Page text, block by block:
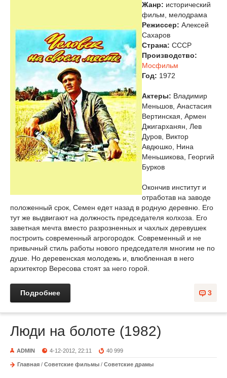
Жанр: исторический
фильм, мелодрама
Режиссер: Алексей
Сахаров
Страна: СССР
Производство:
Мосфильм
Год: 1972
Актеры: Владимир
Меньшов, Анастасия
Вертинская, Армен
Джигарханян, Лев
Дуров, Виктор
Авдюшко, Нина
Меньшикова, Георгий
Бурков
Окончив институт и
отработав на заводе
положенный срок, Семен едет назад в родную деревню. Его
тут же выдвигают на должность председателя колхоза. Его
заветная мечта вместо разрозненных и чахлых деревушек
построить современный агрогородок. Современный и не
привычный стиль работы нового председателя многим не по
душе. Но деревенская молодежь и, влюбленная в него
архитектор Вересова стоят за него горой.
3
Подробнее
Люди на болоте (1982)
ADMIN 4-12-2012, 22:11 40 999
Главная / Советские фильмы / Советские драмы